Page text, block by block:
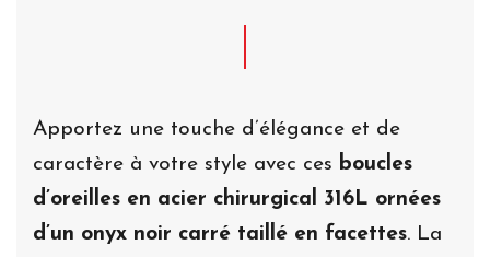
Apportez une touche d’élégance et de
caractère à votre style avec ces boucles
d’oreilles en acier chirurgical 316L ornées
d’un onyx noir carré taillé en facettes. La